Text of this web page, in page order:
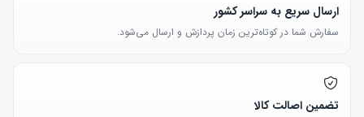
ارسال سریع به سراسر کشور
سفارش شما در کوتاه‌ترین زمان پردازش و ارسال می‌شود.
تضمین اصالت کالا